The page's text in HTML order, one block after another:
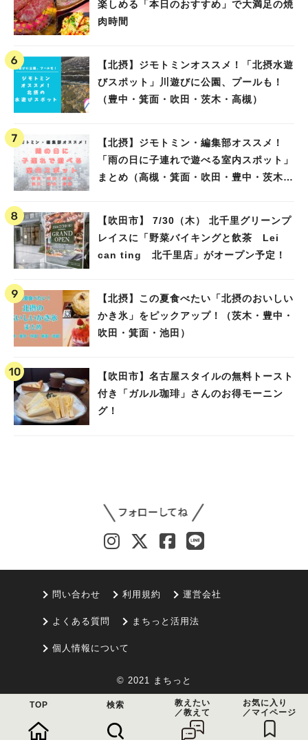
楽しめる「本日のおすすめ」で大満足の焼
肉時間
【北摂】ジモトミンオススメ！「北摂水遊
びスポット」川遊びに公園、プールも！
（豊中・箕面・吹田・茨木・高槻）
【北摂】ジモトミン・編集部オススメ！
「雨の日に子連れで遊べる室内スポット」
まとめ（高槻・箕面・吹田・豊中・茨木・
【吹田市】 7/30（木） 北千里グリーンプ
レイスに「野菜バイキングと飲茶 Lei
can ting 北千里店」がオープン予定！
【北摂】この夏食べたい「北摂のおいしい
かき氷」をピックアップ！（茨木・豊中・
吹田・箕面・池田）
【吹田市】名古屋スタイルの無料トースト
付き「ガルル珈琲」さんのお得モーニン
グ！
問い合わせ 利用規約 運営会社
よくある質問 まちっと活用法
個人情報について
© 2021 まちっと
TOP 検索
教えたい
／教えて
お気に入り
／マイページ